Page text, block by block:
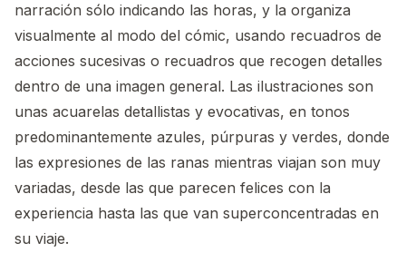
narración sólo indicando las horas, y la organiza
visualmente al modo del cómic, usando recuadros de
acciones sucesivas o recuadros que recogen detalles
dentro de una imagen general. Las ilustraciones son
unas acuarelas detallistas y evocativas, en tonos
predominantemente azules, púrpuras y verdes, donde
las expresiones de las ranas mientras viajan son muy
variadas, desde las que parecen felices con la
experiencia hasta las que van superconcentradas en
su viaje.